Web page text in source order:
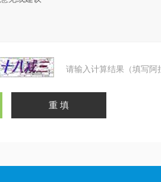
请输入计算结果（填写